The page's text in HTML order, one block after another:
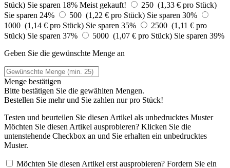
Stück) Sie sparen 18% Meist gekauft!
250 (1,33 € pro Stück)
Sie sparen 24%
500 (1,22 € pro Stück) Sie sparen 30%
1000 (1,14 € pro Stück) Sie sparen 35%
2500 (1,11 € pro
Stück) Sie sparen 37% 5000 (1,07 € pro Stück) Sie sparen 39%
Geben Sie die gewünschte Menge an
Menge bestätigen
Bitte bestätigen Sie die gewählten Mengen.
Bestellen Sie mehr und Sie zahlen nurpro Stück!
Testen und beurteilen Sie diesen Artikel als unbedrucktes Muster
Möchten Sie diesen Artikel ausprobieren? Klicken Sie die
untenstehende Checkbox an und Sie erhalten ein unbedrucktes
Muster.
Möchten Sie diesen Artikel erst ausprobieren? Fordern Sie ein